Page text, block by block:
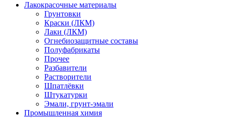
Лакокрасочные материалы
Грунтовки
Краски (ЛКМ)
Лаки (ЛКМ)
Огнебиозащитные составы
Полуфабрикаты
Прочее
Разбавители
Растворители
Шпатлёвки
Штукатурки
Эмали, грунт-эмали
Промышленная химия